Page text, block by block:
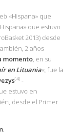
«Hispana» que
que estuvo
2013) desde
2 años
momento, en su
en Lituania«, fue la
(4) -
estuvo en
desde el Primer
.